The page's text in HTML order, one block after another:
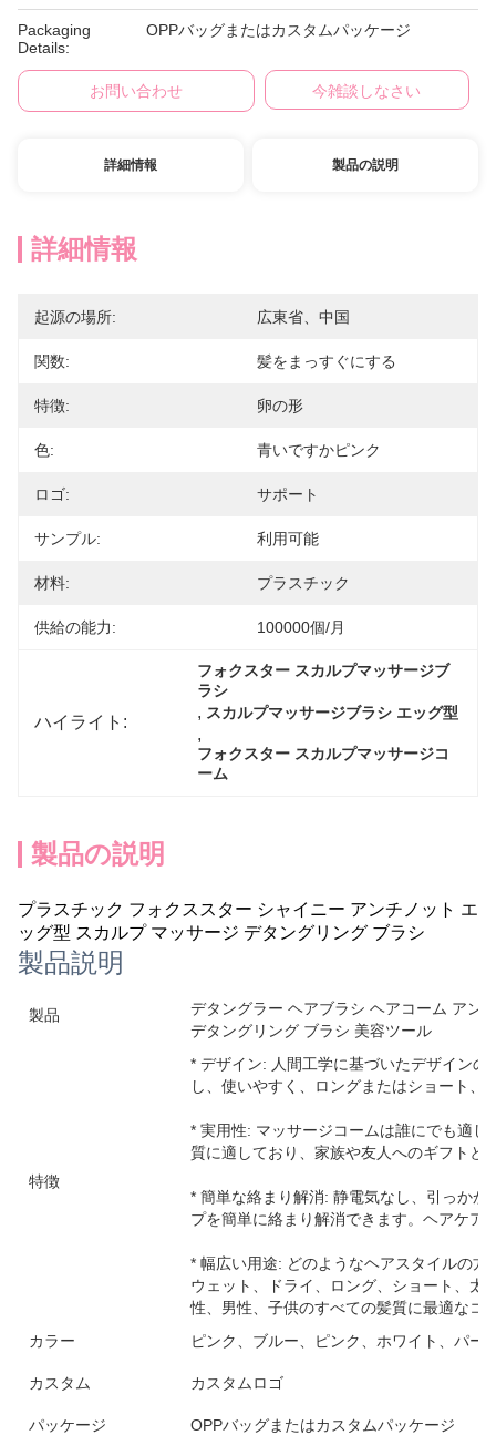
Packaging
Details:
OPPバッグまたはカスタムパッケージ
お問い合わせ 今雑談しなさい
詳細情報 製品の説明
詳細情報
起源の場所: 広東省、中国
関数: 髪をまっすぐにする
特徴: 卵の形
色: 青いですかピンク
ロゴ: サポート
サンプル: 利用可能
材料: プラスチック
供給の能力: 100000個/月
ハイライト:
フォクスター スカルプマッサージブ
ラシ
, スカルプマッサージブラシ エッグ型
,
フォクスター スカルプマッサージコ
ーム
製品の説明
プラスチック フォクススター シャイニー アンチノット エ
ッグ型 スカルプ マッサージ デタングリング ブラシ
製品説明
製品
デタングラー ヘアブラシ ヘアコーム アン
デタングリング ブラシ 美容ツール
特徴
* デザイン: 人間工学に基づいたデザイン
し、使いやすく、ロングまたはショート
* 実用性: マッサージコームは誰にでも適
質に適しており、家族や友人へのギフトと
* 簡単な絡まり解消: 静電気なし、引っか
プを簡単に絡まり解消できます。ヘアケア
* 幅広い用途: どのようなヘアスタイルの
ウェット、ドライ、ロング、ショート、太
性、男性、子供のすべての髪質に最適なコ
カラー
ピンク、ブルー、ピンク、ホワイト、パー
カスタム カスタムロゴ
パッケージ OPPバッグまたはカスタムパッケージ